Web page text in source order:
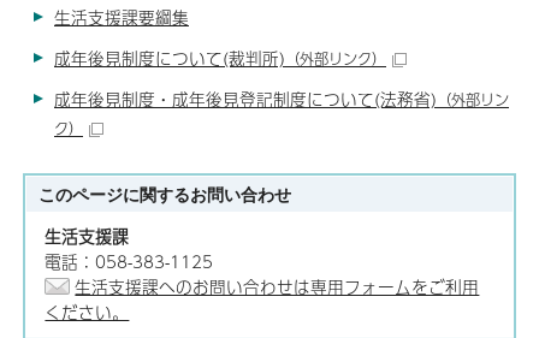
生活支援課要綱集
成年後見制度について(裁判所) （外部リンク）
成年後見制度・成年後見登記制度について(法務省) （外部リン
ク）
このページに関するお問い合わせ
生活支援課
電話：058-383-1125
生活支援課へのお問い合わせは専用フォームをご利用
ください。